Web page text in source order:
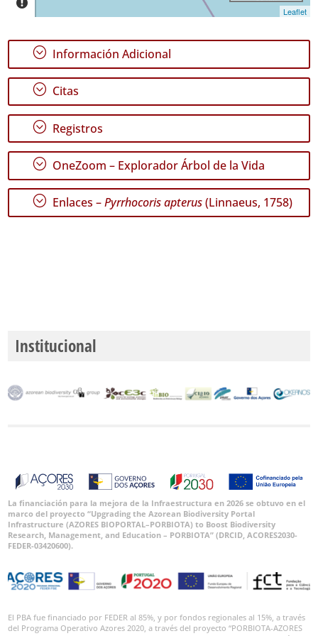
GBIF -
Ocurrencias
🔗 GBIF
España
🔗 GBIF
World
Leaflet
; Información Adicional
; Citas
; Registros
; OneZoom – Explorador Árbol de la Vida
; Enlaces –Pyrrhocoris apterus(Linnaeus, 1758)
Institucional
La financiación para la mejora de la Infraestructura en 2026 se obtuvo en el
marco del proyecto “Upgrading the Azorean Biodiversity Portal
Infrastructure (AZORES BIOPORTAL–PORBIOTA) to Boost Biodiversity
Research, Management, and Education – PORBIOTA” (DRCID, ACORES2030-
FEDER-03420600).
El PBA fue financiado por FEDER al 85%, y por fondos regionales al 15%, a través
del Programa Operativo Azores 2020, a través del proyecto “PORBIOTA-AZORES